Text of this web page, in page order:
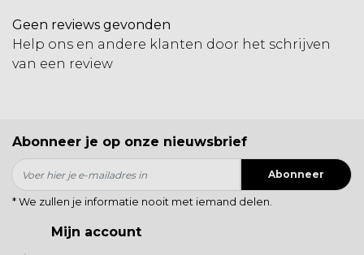
Geen reviews gevonden
Help ons en andere klanten door het schrijven
van een review
Abonneer je op onze nieuwsbrief
Abonneer
* We zullen je informatie nooit met iemand delen.
Mijn account